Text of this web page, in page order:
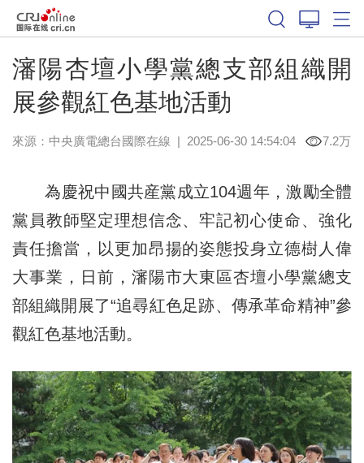
瀋陽杏壇小學黨總支部組織開
展參觀紅色基地活動
來源：中央廣電總台國際在線 | 2025-06-30 14:54:04 7.2万
為慶祝中國共産黨成立104週年，激勵全體
黨員教師堅定理想信念、牢記初心使命、強化
責任擔當，以更加昂揚的姿態投身立德樹人偉
大事業，日前，瀋陽市大東區杏壇小學黨總支
部組織開展了“追尋紅色足跡、傳承革命精神”參
觀紅色基地活動。